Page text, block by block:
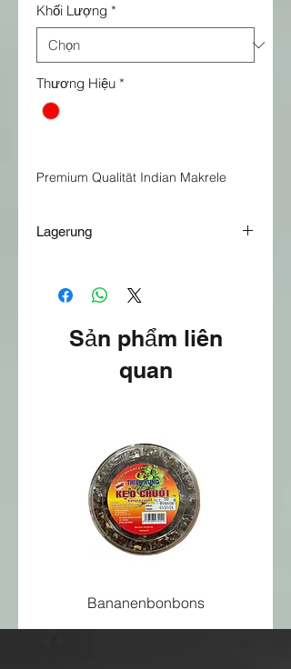
Khối Lượng *
Thương Hiệu *
Premium Qualität Indian Makrele
Lagerung
Sản phẩm liên
quan
Bananenbonbons